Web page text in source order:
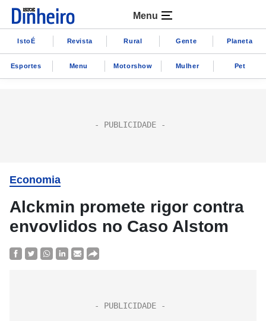
Menu
IstoÉ Revista Rural Gente Planeta
Esportes Menu Motorshow Mulher Pet
Economia
Alckmin promete rigor contra
envovlidos no Caso Alstom